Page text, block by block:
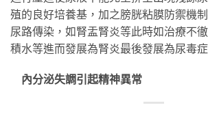
殖的良好培養基，加之膀胱粘膜防禦機
尿路傳染，如腎盂腎炎等此時如治療不
積水等進而發展為腎炎最後發展為尿毒症
內分泌失調引起精神異常